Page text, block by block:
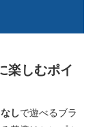
楽しむポイ
しで遊べるブラ